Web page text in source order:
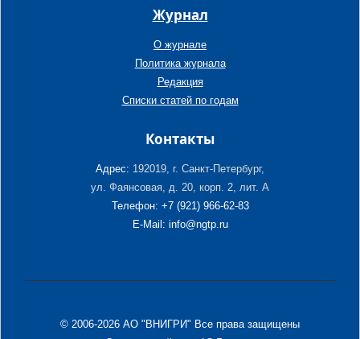
Журнал
О журнале
Политика журнала
Редакция
Списки статей по годам
Контакты
Адрес: 192019, г. Санкт-Петербург,
ул. Фаянсовая, д. 20, корп. 2, лит. А
Телефон: +7 (921) 966-62-83
E-Mail: info@ngtp.ru
© 2006-2026 АО "ВНИГРИ" Все права защищены